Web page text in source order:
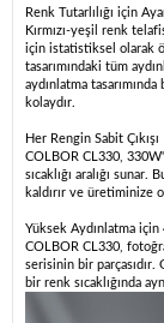
Renk Tutarlılığı için
Kırmızı-yeşil renk
için istatistiksel olarak
tasarımındaki tüm
aydınlatma
kolaydır.
Her Rengin Sabit Çıkışı
COLBOR CL330,
sıcaklığı aralığı
kaldırır ve üretiminize
Yüksek Aydınlatma
COLBOR CL330,
serisinin bir
bir renk sıcaklığında